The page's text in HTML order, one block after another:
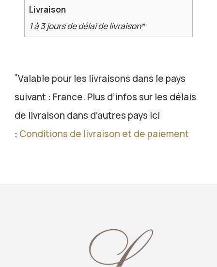
Livraison
1 à 3 jours de délai de livraison*
*Valable pour les livraisons dans le pays
suivant : France. Plus d’infos sur les délais
de livraison dans d’autres pays ici
: Conditions de livraison et de paiement